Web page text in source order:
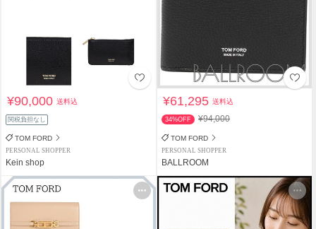
¥90,000送料込
関税負担なし
TOM FORD
PERSONAL SHOPPER
Kein shop
¥61,295送料込
34%OFF ¥94,000
TOM FORD
PERSONAL SHOPPER
BALLROOM